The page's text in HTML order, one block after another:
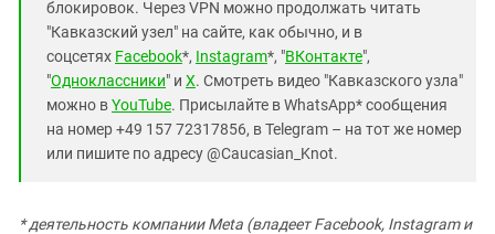
блокировок. Через VPN можно продолжать читать
"Кавказский узел" на сайте, как обычно, и в
соцсетях Facebook*, Instagram*, "ВКонтакте",
"Одноклассники" и X. Смотреть видео "Кавказского узла"
можно вYouTube. Присылайте в WhatsApp* сообщения
на номер +49 157 72317856, в Telegram – на тот же номер
или пишите по адресу @Caucasian_Knot.
* деятельность компании Meta (владеет Facebook, Instagram и